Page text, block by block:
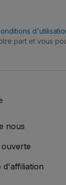
part et vous
nous
d'affiliation